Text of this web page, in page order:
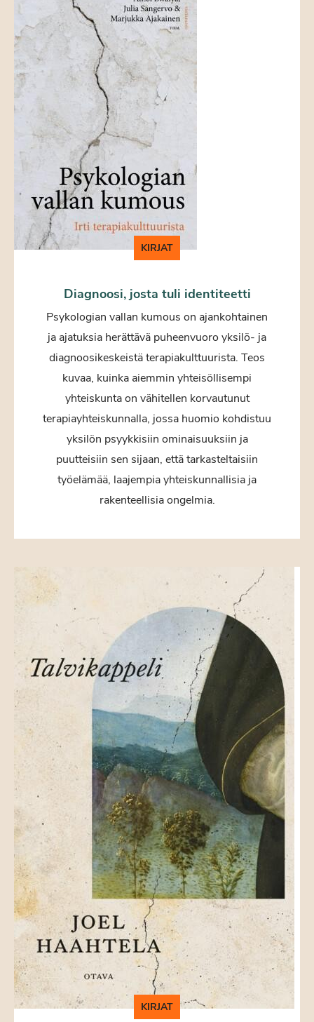
KIRJAT
Diagnoosi, josta tuli identiteetti
Psykologian vallan kumous on ajankohtainen
ja ajatuksia herättävä puheenvuoro yksilö- ja
diagnoosikeskeistä terapiakulttuurista. Teos
kuvaa, kuinka aiemmin yhteisöllisempi
yhteiskunta on vähitellen korvautunut
terapiayhteiskunnalla, jossa huomio kohdistuu
yksilön psyykkisiin ominaisuuksiin ja
puutteisiin sen sijaan, että tarkasteltaisiin
työelämää, laajempia yhteiskunnallisia ja
rakenteellisia ongelmia.
KIRJAT